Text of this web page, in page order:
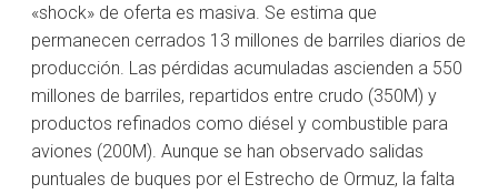
«shock» de oferta es masiva. Se estima que
permanecen cerrados 13 millones de barriles diarios de
producción. Las pérdidas acumuladas ascienden a 550
millones de barriles, repartidos entre crudo (350M) y
productos refinados como diésel y combustible para
aviones (200M). Aunque se han observado salidas
puntuales de buques por el Estrecho de Ormuz, la falta